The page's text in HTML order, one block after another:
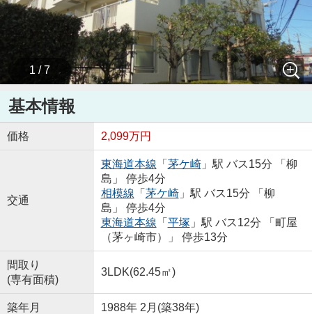
1 / 7
基本情報
価格 2,099万円
交通
東海道本線 「 茅ケ崎」駅 バス15分 「柳
島」 停歩4分
相模線 「 茅ケ崎」駅 バス15分 「柳
島」 停歩4分
東海道本線 「 平塚 」駅 バス12分 「町屋
（茅ヶ崎市）」 停歩13分
間取り
(専有面積)
3LDK(62.45㎡)
築年月 1988年 2月(築38年)